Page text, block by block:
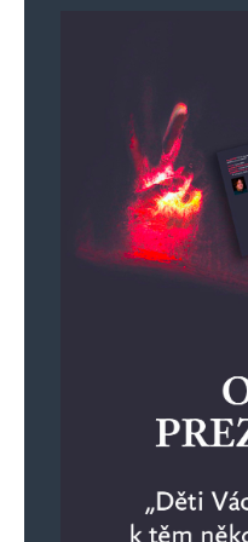
Je to tím, že
univerzity, každá
velikost má
pedagogů a
fakulty (na MU
sociálních studií,
Pedagogická,
spojí proti
a produkují
univerzity (na
), protože ty